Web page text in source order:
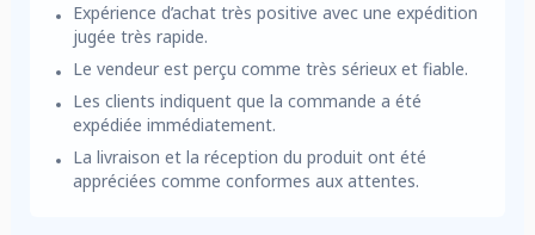
Expérience d’achat très positive avec une expédition
jugée très rapide.
Le vendeur est perçu comme très sérieux et fiable.
Les clients indiquent que la commande a été
expédiée immédiatement.
La livraison et la réception du produit ont été
appréciées comme conformes aux attentes.